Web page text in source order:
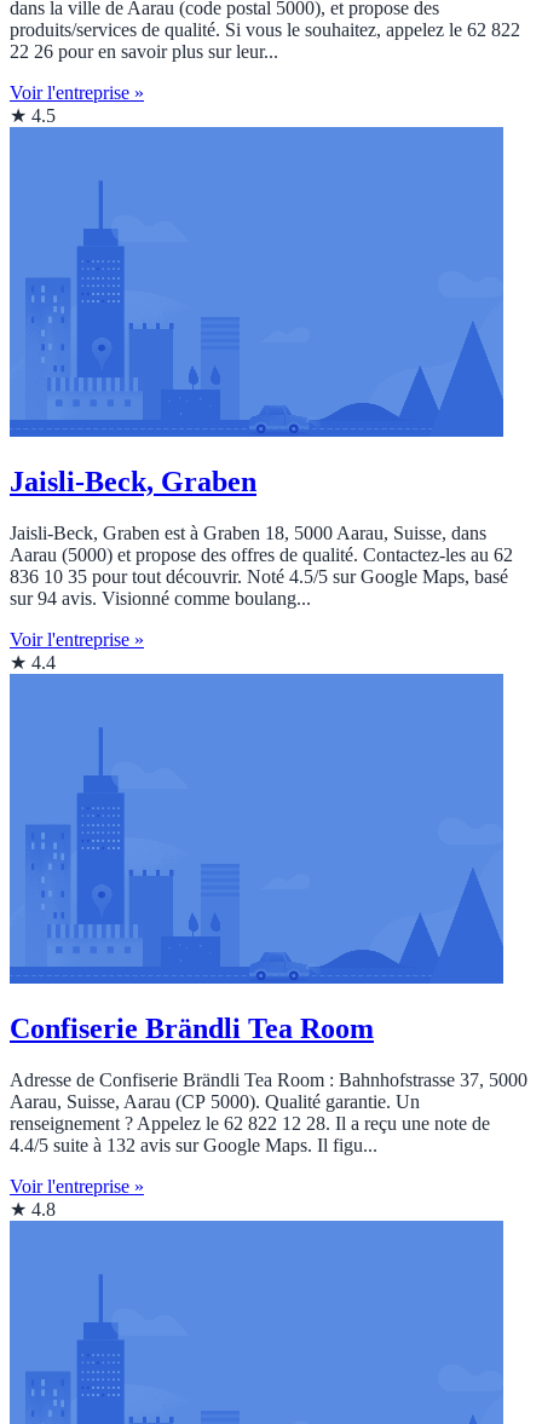
dans la ville de Aarau (code postal 5000), et propose des
produits/services de qualité. Si vous le souhaitez, appelez le 62 822
22 26 pour en savoir plus sur leur...
Voir l'entreprise »
★ 4.5
Jaisli-Beck, Graben
Jaisli-Beck, Graben est à Graben 18, 5000 Aarau, Suisse, dans
Aarau (5000) et propose des offres de qualité. Contactez‑les au 62
836 10 35 pour tout découvrir. Noté 4.5/5 sur Google Maps, basé
sur 94 avis. Visionné comme boulang...
Voir l'entreprise »
★ 4.4
Confiserie Brändli Tea Room
Adresse de Confiserie Brändli Tea Room : Bahnhofstrasse 37, 5000
Aarau, Suisse, Aarau (CP 5000). Qualité garantie. Un
renseignement ? Appelez le 62 822 12 28. Il a reçu une note de
4.4/5 suite à 132 avis sur Google Maps. Il figu...
Voir l'entreprise »
★ 4.8